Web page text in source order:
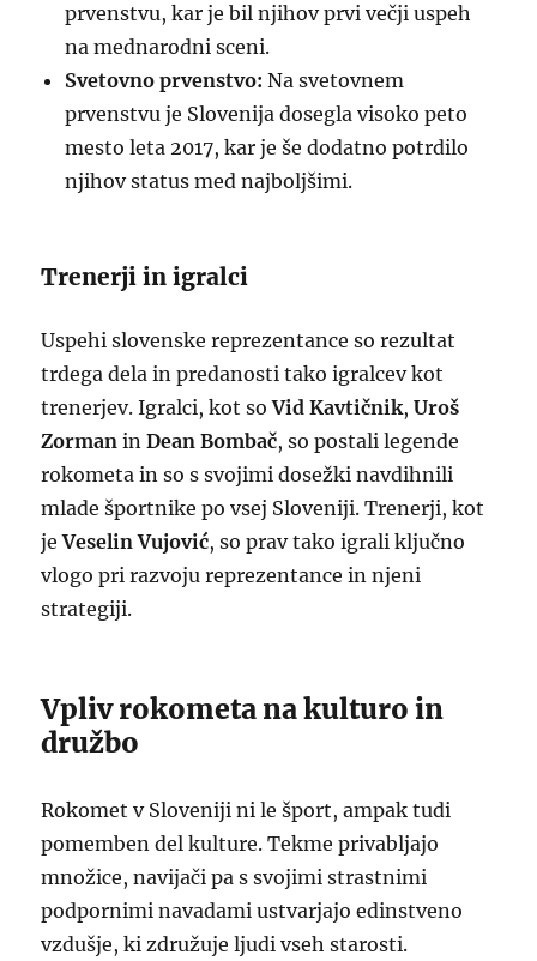
prvenstvu, kar je bil njihov prvi večji uspeh
na mednarodni sceni.
Svetovno prvenstvo: Na svetovnem
prvenstvu je Slovenija dosegla visoko peto
mesto leta 2017, kar je še dodatno potrdilo
njihov status med najboljšimi.
Trenerji in igralci
Uspehi slovenske reprezentance so rezultat
trdega dela in predanosti tako igralcev kot
trenerjev. Igralci, kot soVid Kavtičnik,Uroš
Zorman inDean Bombač, so postali legende
rokometa in so s svojimi dosežki navdihnili
mlade športnike po vsej Sloveniji. Trenerji, kot
jeVeselin Vujović, so prav tako igrali ključno
vlogo pri razvoju reprezentance in njeni
strategiji.
Vpliv rokometa na kulturo in
družbo
Rokomet v Sloveniji ni le šport, ampak tudi
pomemben del kulture. Tekme privabljajo
množice, navijači pa s svojimi strastnimi
podpornimi navadami ustvarjajo edinstveno
vzdušje, ki združuje ljudi vseh starosti.